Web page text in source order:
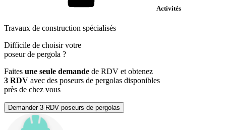
Activités
Travaux de construction spécialisés
Difficile de choisir votre
poseur de pergola ?
Faites une seule demande de RDV et obtenez
3 RDV avec des poseurs de pergolas disponibles
près de chez vous
Demander 3 RDV poseurs de pergolas